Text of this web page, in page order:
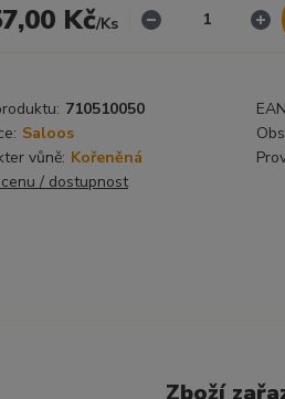
Kč/Ks
710510050
Saloos
vůně: Kořeněná
/ dostupnost
Zboží